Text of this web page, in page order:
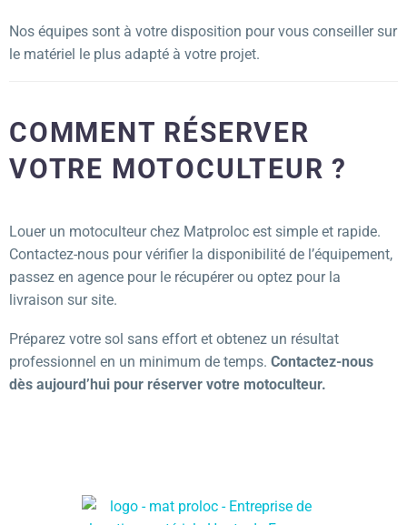
Nos équipes sont à votre disposition pour vous conseiller sur
le matériel le plus adapté à votre projet.
COMMENT RÉSERVER
VOTRE MOTOCULTEUR ?
Louer un motoculteur chez Matproloc est simple et rapide.
Contactez-nous pour vérifier la disponibilité de l’équipement,
passez en agence pour le récupérer ou optez pour la
livraison sur site.
Préparez votre sol sans effort et obtenez un résultat
professionnel en un minimum de temps. Contactez-nous
dès aujourd’hui pour réserver votre motoculteur.